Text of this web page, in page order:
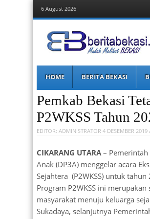
6 August 2026
Berita Bekasi
Mudah Melihat Bekasi
Menu
content
HOME BERITA BEKASI
Pemkab Bekasi
P2WKSS Tahun
EDITOR: ADMINISTRATOR 4 DESEMBER 2019
CIKARANG UTARA– Pemerintah
Anak (DP3A) menggelar acara
Sejahtera (P2WKSS) untuk
Program P2WKSS ini
masyarakat menuju keluarga
Sukadaya, selanjutnya